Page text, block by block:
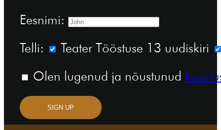
Eesnimi:
Telli:
Teater Tööstuse 13 uudiskiri
Olen lugenud ja nõustunud
SIGN UP